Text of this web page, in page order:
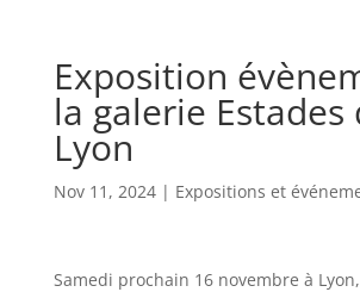
Exposition
la galerie Estades
Lyon
Nov 11, 2024| Expositions et
Samedi prochain 16 novembre à